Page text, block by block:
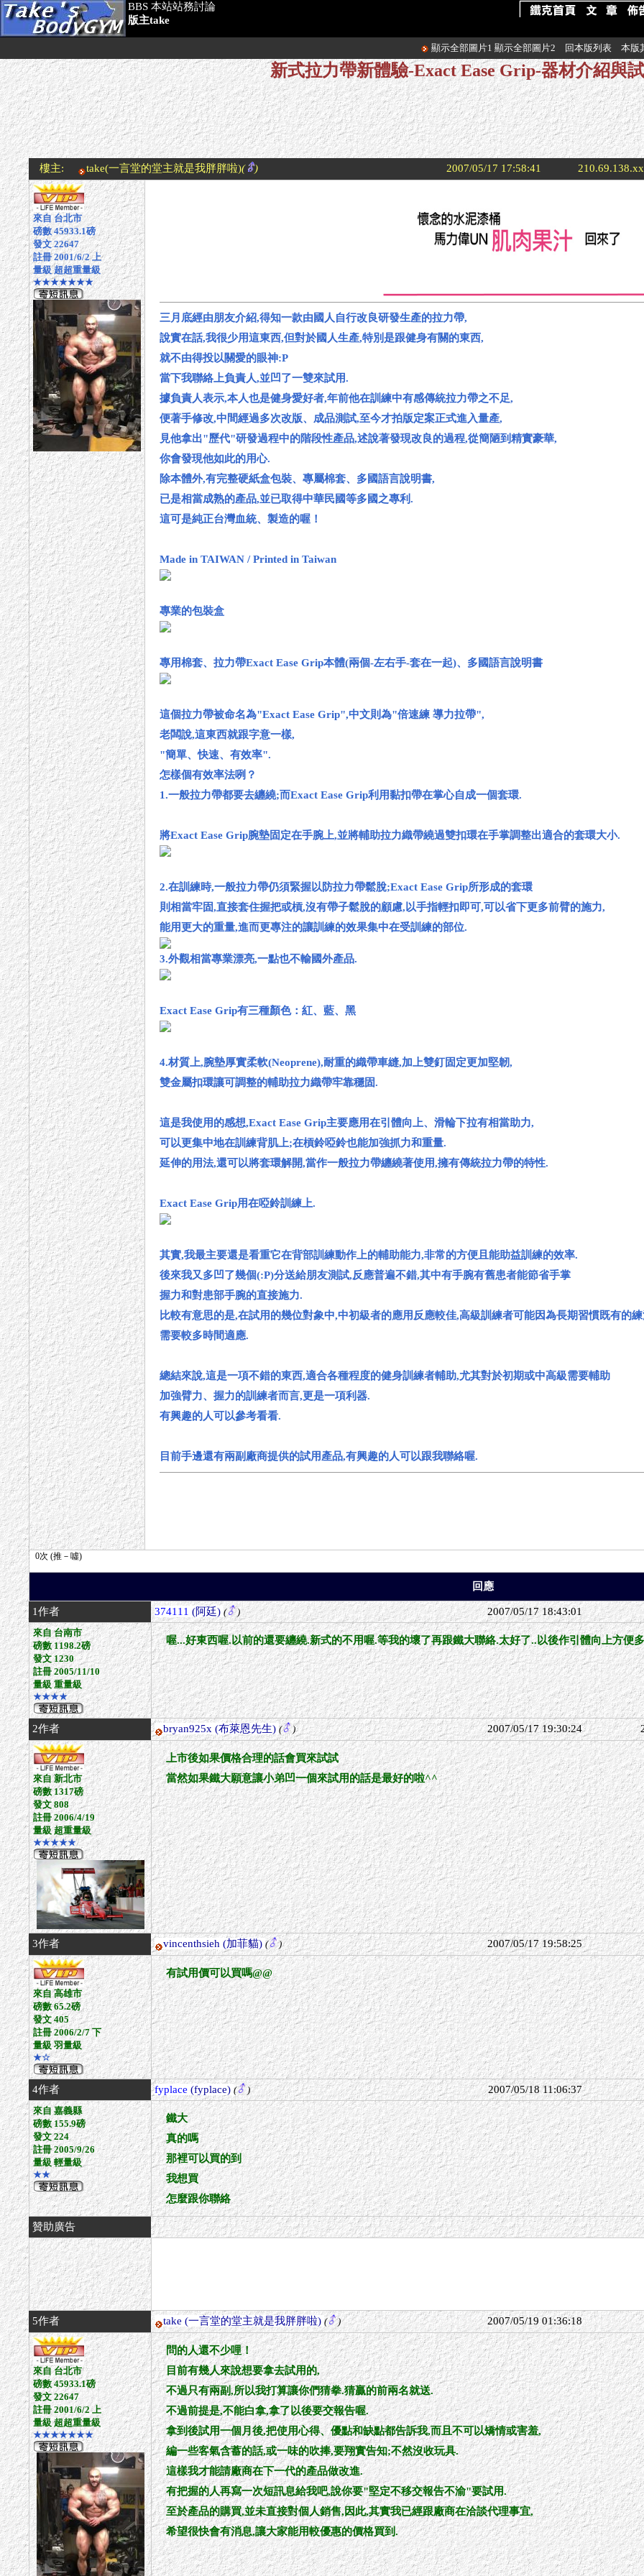
BBS 本站站務討論
版主take
顯示全部圖片1 顯示全部圖片2 回本版列表 本版
新式拉力帶新體驗-Exact Ease Grip-器材介紹與
樓主: take(一言堂的堂主就是我胖胖啦)( ) 2007/05/17 17:58:41
來自 台北市
磅數 45933.1磅
發文 22647
註冊 2001/6/2 上
量級 超超重量級
★★★★★★★
三月底經由朋友介紹,得知一款由國人自行改良研發生產的拉力帶,
說實在話,我很少用這東西,但對於國人生產,特別是跟健身有關的東西,
就不由得投以關愛的眼神:P
當下我聯絡上負責人,並凹了一雙來試用.
據負責人表示,本人也是健身愛好者,年前他在訓練中有感傳統拉力帶之不足,
便著手修改,中間經過多次改版、成品測試,至今才拍版定案正式進入量產,
見他拿出"歷代"研發過程中的階段性產品,述說著發現改良的過程,從簡陋到精實豪華,
你會發現他如此的用心.
除本體外,有完整硬紙盒包裝、專屬棉套、多國語言說明書,
已是相當成熟的產品,並已取得中華民國等多國之專利.
這可是純正台灣血統、製造的喔！
Made in TAIWAN / Printed in Taiwan
專業的包裝盒
專用棉套、拉力帶Exact Ease Grip本體(兩個-左右手-套在一起)、多國語言說明書
這個拉力帶被命名為"Exact Ease Grip",中文則為"倍速練 導力拉帶",
老闆說,這東西就跟字意一樣,
"簡單、快速、有效率".
怎樣個有效率法咧？
1.一般拉力帶都要去纏繞;而Exact Ease Grip利用黏扣帶在掌心自成一個套環.
將Exact Ease Grip腕墊固定在手腕上,並將輔助拉力織帶繞過雙扣環在手掌調整出適合的套環大小.
2.在訓練時,一般拉力帶仍須緊握以防拉力帶鬆脫;Exact Ease Grip所形成的套環
則相當牢固,直接套住握把或槓,沒有帶子鬆脫的顧慮,以手指輕扣即可,可以省下更多前臂的施力,
能用更大的重量,進而更專注的讓訓練的效果集中在受訓練的部位.
3.外觀相當專業漂亮,一點也不輸國外產品.
Exact Ease Grip有三種顏色：紅、藍、黑
4.材質上,腕墊厚實柔軟(Neoprene),耐重的織帶車縫,加上雙釘固定更加堅韌,
雙金屬扣環讓可調整的輔助拉力織帶牢靠穩固.
這是我使用的感想,Exact Ease Grip主要應用在引體向上、滑輪下拉有相當助力,
可以更集中地在訓練背肌上;在槓鈴啞鈴也能加強抓力和重量.
延伸的用法,還可以將套環解開,當作一般拉力帶纏繞著使用,擁有傳統拉力帶的特性.
Exact Ease Grip用在啞鈴訓練上.
其實,我最主要還是看重它在背部訓練動作上的輔助能力,非常的方便且能助益訓練的效率.
後來我又多凹了幾個(:P)分送給朋友測試,反應普遍不錯,其中有手腕有舊患者能節省手掌
握力和對患部手腕的直接施力.
比較有意思的是,在試用的幾位對象中,中初級者的應用反應較佳,高級訓練者可能因為長期習慣既有的
需要較多時間適應.
總結來說,這是一項不錯的東西,適合各種程度的健身訓練者輔助,尤其對於初期或中高級需要輔助
加強臂力、握力的訓練者而言,更是一項利器.
有興趣的人可以參考看看.
目前手邊還有兩副廠商提供的試用產品,有興趣的人可以跟我聯絡喔.
回應
1作者 374111(阿廷) ( ) 2007/05/17 18:43:01
來自 台南市
磅數 1198.2磅
發文 1230
註冊 2005/11/10
量級 重量級
★★★★
喔...好東西喔.以前的還要纏繞.新式的不用喔.等我的壞了再跟鐵大聯絡.太好了..以後作引體向上方便
2作者 bryan925x (布萊恩先生) ( ) 2007/05/17 19:30:24
來自 新北市
磅數 1317磅
發文 808
註冊 2006/4/19
量級 超重量級
★★★★★
上市後如果價格合理的話會買來試試
當然如果鐵大願意讓小弟凹一個來試用的話是最好的啦^^
3作者 vincenthsieh (加菲貓) ( ) 2007/05/17 19:58:25
來自 高雄市
磅數 65.2磅
發文 405
註冊 2006/2/7 下
量級 羽量級
★☆
有試用價可以買嗎@@
4作者 fyplace(fyplace) ( ) 2007/05/18 11:06:37
來自 嘉義縣
磅數 155.9磅
發文 224
註冊 2005/9/26
量級 輕量級
★★
鐵大
真的嗎
那裡可以買的到
我想買
怎麼跟你聯絡
贊助廣告
5作者 take (一言堂的堂主就是我胖胖啦) ( ) 2007/05/19 01:36:18
來自 台北市
磅數 45933.1磅
發文 22647
註冊 2001/6/2 上
量級 超超重量級
★★★★★★★
問的人還不少哩！
目前有幾人來說想要拿去試用的,
不過只有兩副,所以我打算讓你們猜拳.猜贏的前兩名就送.
不過前提是,不能白拿,拿了以後要交報告喔.
拿到後試用一個月後,把使用心得、優點和缺點都告訴我,而且不可以矯情或害羞,
編一些客氣含蓄的話,或一味的吹捧,要翔實告知;不然沒收玩具.
這樣我才能請廠商在下一代的產品做改進.
有把握的人再寫一次短訊息給我吧,說你要"堅定不移交報告不渝"要試用.
至於產品的購買,並未直接對個人銷售,因此,其實我已經跟廠商在洽談代理事宜,
希望很快會有消息,讓大家能用較優惠的價格買到.